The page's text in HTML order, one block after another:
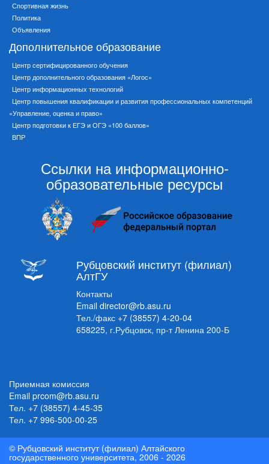
Спортивная жизнь
Политика
Объявления
Дополнительное образование
Центр сертифицированного обучения
Центр дополнительного образования «Логос»
Центр информационных технологий
Центр повышения квалификации и развития профессиональных компетенций
«Управление, оценка и право»
Центр подготовки к ЕГЭ и ОГЭ «100 баллов»
ВПР
Ссылки на информационно-
образовательные ресурсы
Рубцовский институт (филиал)
АлтГУ
Контакты
Email director@rb.asu.ru
Тел./факс +7 (38557) 4-20-04
658225, г.Рубцовск, пр-т Ленина 200-Б
Приемная комиссия
Email prcom@rb.asu.ru
Тел. +7 (38557) 4-45-35
Тел. +7 996-500-00-25
© Рубцовский институт (филиал) Алтайского
государственного университета, 2006 - 2026